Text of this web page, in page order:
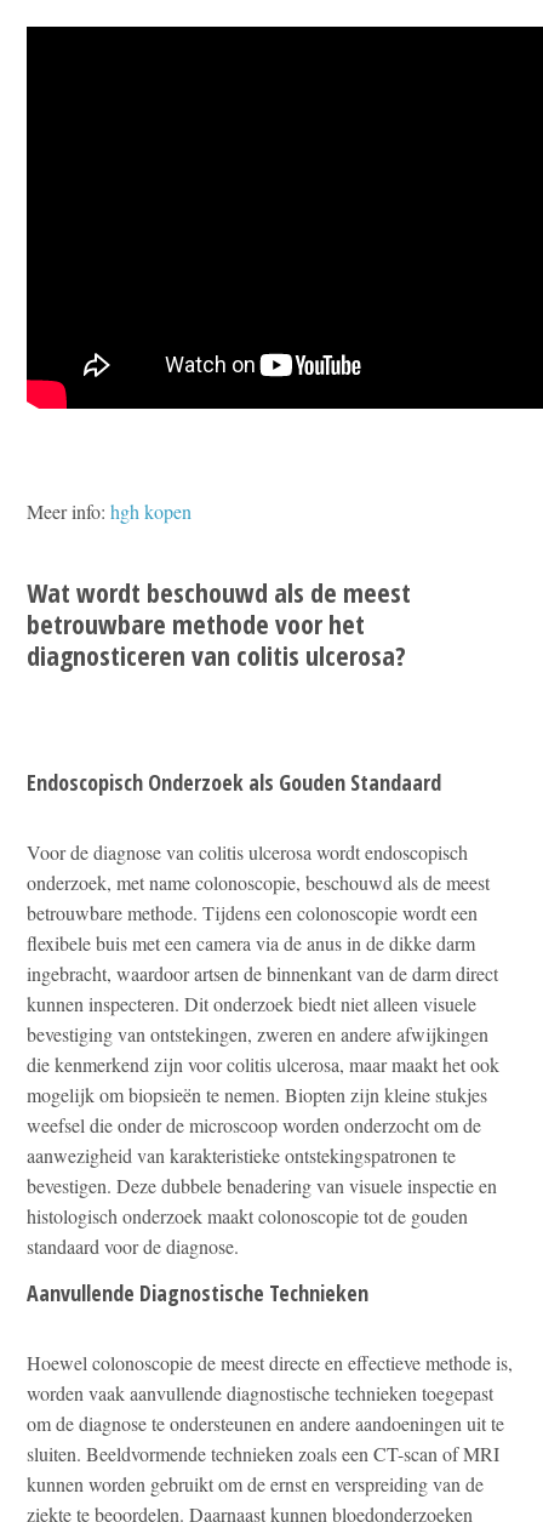
Meer info:hgh kopen
Wat wordt beschouwd als de meest
betrouwbare methode voor het
diagnosticeren van colitis ulcerosa?
Endoscopisch Onderzoek als Gouden Standaard
Voor de diagnose van colitis ulcerosa wordt endoscopisch
onderzoek, met name colonoscopie, beschouwd als de meest
betrouwbare methode. Tijdens een colonoscopie wordt een
flexibele buis met een camera via de anus in de dikke darm
ingebracht, waardoor artsen de binnenkant van de darm direct
kunnen inspecteren. Dit onderzoek biedt niet alleen visuele
bevestiging van ontstekingen, zweren en andere afwijkingen
die kenmerkend zijn voor colitis ulcerosa, maar maakt het ook
mogelijk om biopsieën te nemen. Biopten zijn kleine stukjes
weefsel die onder de microscoop worden onderzocht om de
aanwezigheid van karakteristieke ontstekingspatronen te
bevestigen. Deze dubbele benadering van visuele inspectie en
histologisch onderzoek maakt colonoscopie tot de gouden
standaard voor de diagnose.
Aanvullende Diagnostische Technieken
Hoewel colonoscopie de meest directe en effectieve methode is,
worden vaak aanvullende diagnostische technieken toegepast
om de diagnose te ondersteunen en andere aandoeningen uit te
sluiten. Beeldvormende technieken zoals een CT-scan of MRI
kunnen worden gebruikt om de ernst en verspreiding van de
ziekte te beoordelen. Daarnaast kunnen bloedonderzoeken